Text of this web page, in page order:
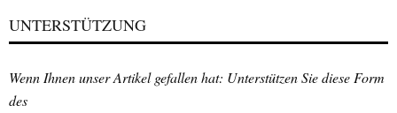
UNTERSTÜTZUNG
Wenn Ihnen unser Artikel gefallen hat: Unterstützen Sie diese Form
des